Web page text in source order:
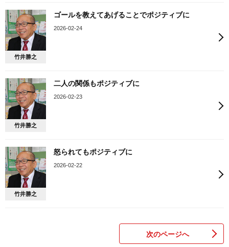
竹井勝之
ゴールを教えてあげることでポジティブに
2026-02-24
竹井勝之
二人の関係もポジティブに
2026-02-23
竹井勝之
怒られてもポジティブに
2026-02-22
次のページへ